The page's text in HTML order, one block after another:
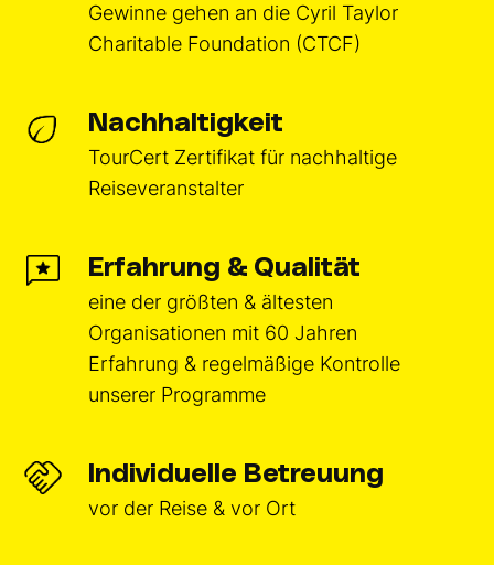
Gewinne gehen an die Cyril Taylor
Charitable Foundation (CTCF)
Nachhaltigkeit
TourCert Zertifikat für nachhaltige
Reiseveranstalter
Erfahrung & Qualität
eine der größten & ältesten
Organisationen mit 60 Jahren
Erfahrung & regelmäßige Kontrolle
unserer Programme
Individuelle Betreuung
vor der Reise & vor Ort